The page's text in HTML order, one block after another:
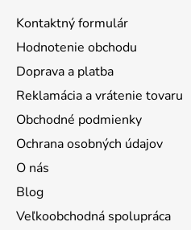
Kontaktný formulár
Hodnotenie obchodu
Doprava a platba
Reklamácia a vrátenie tovaru
Obchodné podmienky
Ochrana osobných údajov
O nás
Blog
Veľkoobchodná spolupráca